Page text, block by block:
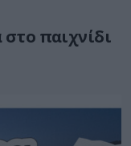
παιχνίδι